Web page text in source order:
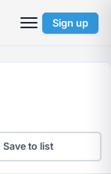
Sign up
Save to list